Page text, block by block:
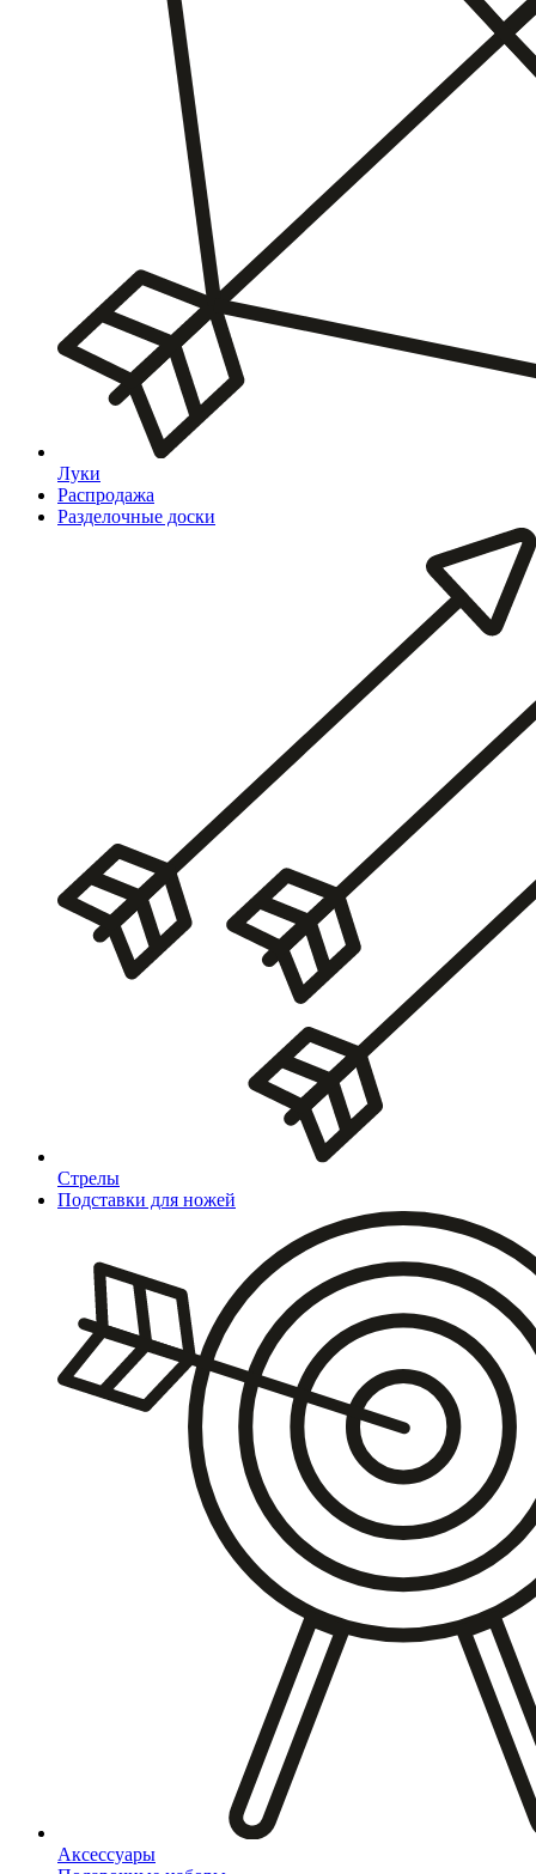
Луки
Распродажа
Разделочные доски
Стрелы
Подставки для ножей
Аксессуары